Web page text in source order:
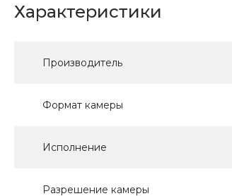
Характеристики
Производитель
Формат камеры
Исполнение
Разрешение камеры